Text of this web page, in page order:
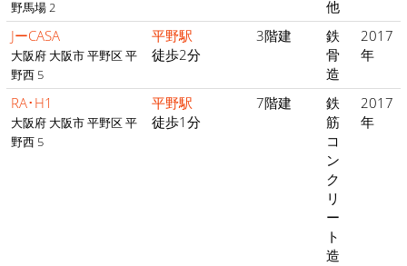
野馬場 2
他
JーCASA
大阪府 大阪市 平野区 平
野西 5
平野駅
徒歩2分
3階建
鉄
骨
造
2017
年
RA･H1
大阪府 大阪市 平野区 平
野西 5
平野駅
徒歩1分
7階建
鉄
筋
コ
ン
ク
リ
ー
ト
造
2017
年